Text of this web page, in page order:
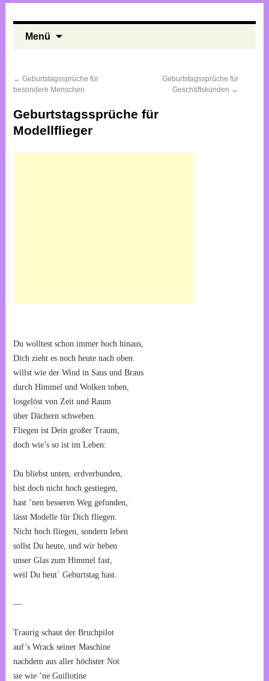
Menü
← Geburtstagssprüche für
besondere Menschen
Geburtstagssprüche für
Geschäftskunden →
Geburtstagssprüche für
Modellflieger
Du wolltest schon immer hoch hinaus,
Dich zieht es noch heute nach oben.
willst wie der Wind in Saus und Braus
durch Himmel und Wolken toben,
losgelöst von Zeit und Raum
über Dächern schweben.
Fliegen ist Dein großer Traum,
doch wie’s so ist im Leben:
Du bliebst unten, erdverbunden,
bist doch nicht hoch gestiegen,
hast ’nen besseren Weg gefunden,
lässt Modelle für Dich fliegen.
Nicht hoch fliegen, sondern leben
sollst Du heute, und wir heben
unser Glas zum Himmel fast,
weil Du heut` Geburtstag hast.
—
Traurig schaut der Bruchpilot
auf’s Wrack seiner Maschine
nachdem aus aller höchster Not
sie wie ’ne Guillotine